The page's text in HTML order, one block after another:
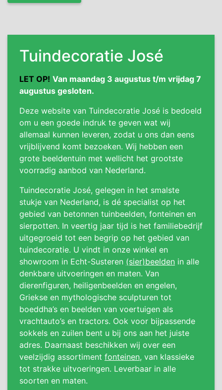
Tuindecoratie José
LET OP! Van maandag 3 augustus t/m vrijdag 7
augustus gesloten.
Deze website van Tuindecoratie José is bedoeld
om u een goede indruk te geven wat wij
allemaal kunnen leveren, zodat u ons dan eens
vrijblijvend komt bezoeken. Wij hebben een
grote beeldentuin met wellicht het grootste
voorradig aanbod van Nederland.
Tuindecoratie José, gelegen in het smalste
stukje van Nederland, is dé specialist op het
gebied van betonnen tuinbeelden, fonteinen en
sierpotten. In veertig jaar tijd is het familiebedrijf
uitgegroeid tot een begrip op het gebied van
tuindecoratie. U vindt in onze winkel en
showroom in Echt-Susteren (sier)beelden in alle
denkbare uitvoeringen en maten. Van
dierenfiguren, heiligenbeelden en engelen,
Griekse en mythologische sculpturen tot
boeddha’s en beelden van voertuigen als
vrachtauto’s en tractors. Ook voor bijpassende
sokkels en zuilen bent u bij ons aan het juiste
adres. Daarnaast beschikken wij over een
veelzijdig assortiment fonteinen, van klassieke
tot strakke uitvoeringen. Leverbaar in alle
soorten en maten.